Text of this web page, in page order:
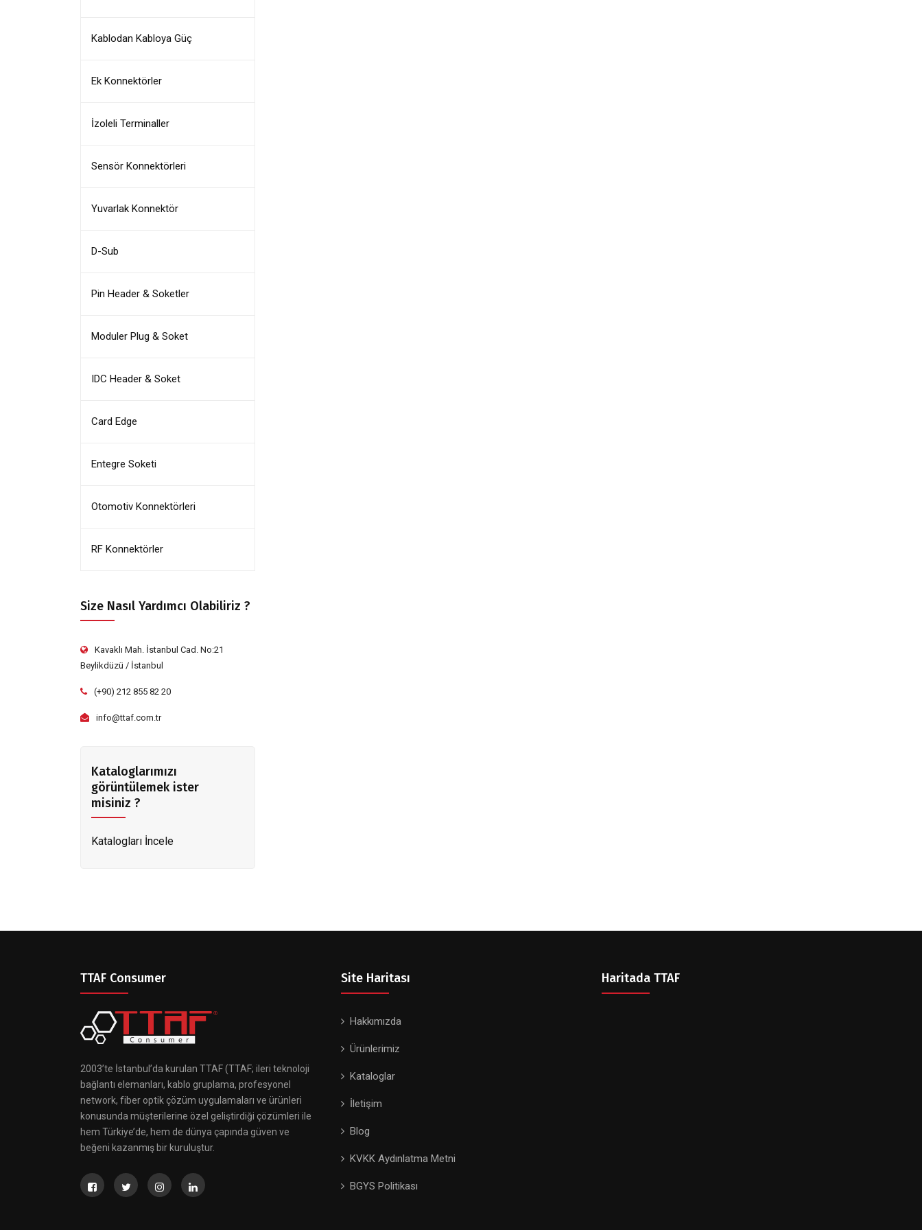
Kablodan Kabloya Güç
Ek Konnektörler
İzoleli Terminaller
Sensör Konnektörleri
Yuvarlak Konnektör
D-Sub
Pin Header & Soketler
Moduler Plug & Soket
IDC Header & Soket
Card Edge
Entegre Soketi
Otomotiv Konnektörleri
RF Konnektörler
Size Nasıl Yardımcı Olabiliriz ?
Kavaklı Mah. İstanbul Cad. No:21
Beylikdüzü / İstanbul
(+90) 212 855 82 20
info@ttaf.com.tr
Kataloglarımızı
görüntülemek ister
misiniz ?
Katalogları İncele
TTAF Consumer
2003’te İstanbul’da kurulan TTAF (TTAF; ileri teknoloji
bağlantı elemanları, kablo gruplama, profesyonel
network, fiber optik çözüm uygulamaları ve ürünleri
konusunda müşterilerine özel geliştirdiği çözümleri ile
hem Türkiye’de, hem de dünya çapında güven ve
beğeni kazanmış bir kuruluştur.
Site Haritası
Hakkımızda
Ürünlerimiz
Kataloglar
İletişim
Blog
KVKK Aydınlatma Metni
BGYS Politikası
Haritada TTAF